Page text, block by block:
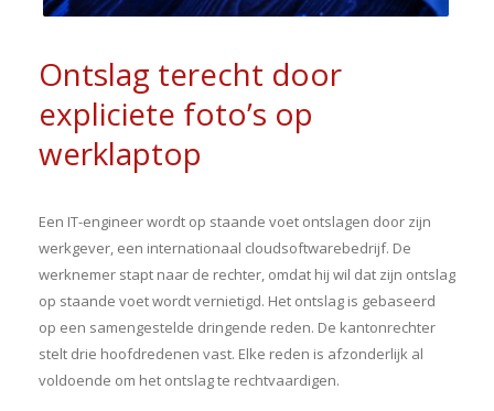
Ontslag terecht door
expliciete foto’s op
werklaptop
Een IT-engineer wordt op staande voet ontslagen door zijn
werkgever, een internationaal cloudsoftwarebedrijf. De
werknemer stapt naar de rechter, omdat hij wil dat zijn ontslag
op staande voet wordt vernietigd. Het ontslag is gebaseerd
op een samengestelde dringende reden. De kantonrechter
stelt drie hoofdredenen vast. Elke reden is afzonderlijk al
voldoende om het ontslag te rechtvaardigen.